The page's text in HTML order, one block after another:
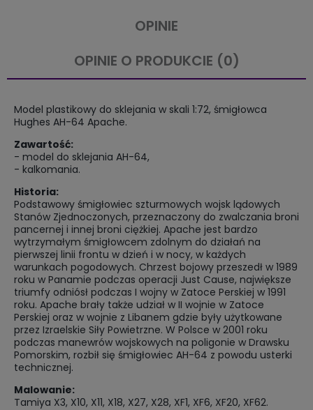
OPINIE
OPINIE O PRODUKCIE (0)
Model plastikowy do sklejania w skali 1:72, śmigłowca
Hughes AH-64 Apache.
Zawartość:
- model do sklejania AH-64,
- kalkomania.
Historia:
Podstawowy śmigłowiec szturmowych wojsk lądowych
Stanów Zjednoczonych, przeznaczony do zwalczania broni
pancernej i innej broni ciężkiej. Apache jest bardzo
wytrzymałym śmigłowcem zdolnym do działań na
pierwszej linii frontu w dzień i w nocy, w każdych
warunkach pogodowych. Chrzest bojowy przeszedł w 1989
roku w Panamie podczas operacji Just Cause, największe
triumfy odniósł podczas I wojny w Zatoce Perskiej w 1991
roku. Apache brały także udział w II wojnie w Zatoce
Perskiej oraz w wojnie z Libanem gdzie były użytkowane
przez Izraelskie Siły Powietrzne. W Polsce w 2001 roku
podczas manewrów wojskowych na poligonie w Drawsku
Pomorskim, rozbił się śmigłowiec AH-64 z powodu usterki
technicznej.
Malowanie:
Tamiya X3, X10, X11, X18, X27, X28, XF1, XF6, XF20, XF62.